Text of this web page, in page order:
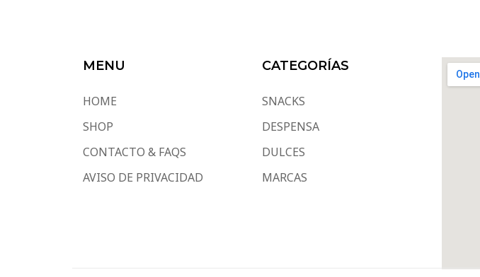
MENU
HOME
SHOP
CONTACTO & FAQS
AVISO DE PRIVACIDAD
CATEGORÍAS
SNACKS
DESPENSA
DULCES
MARCAS